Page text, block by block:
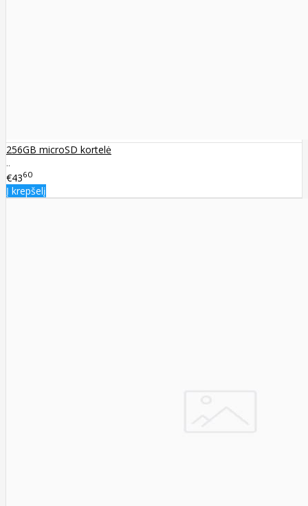
256GB microSD kortelė
..
€4360
Į krepšelį